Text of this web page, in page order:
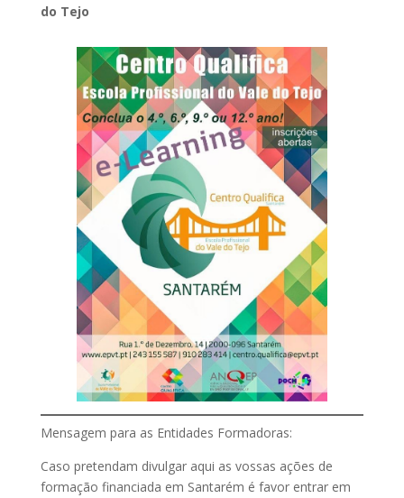
do Tejo
Mensagem para as Entidades Formadoras:
Caso pretendam divulgar aqui as vossas ações de
formação financiada em Santarém é favor entrar em